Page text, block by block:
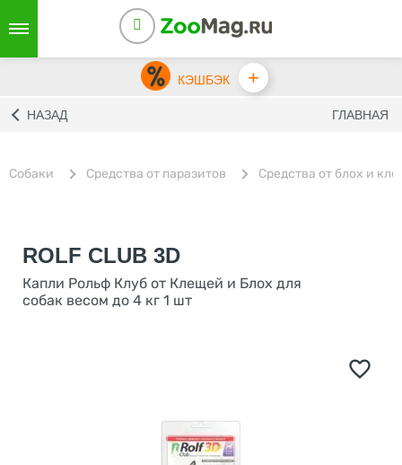
КЭШБЭК +
НАЗАД ГЛАВНАЯ
Собаки Средства от паразитов Средства от блох и
ROLF CLUB 3D
Капли Рольф Клуб от Клещей и Блох для
собак весом до 4 кг 1 шт